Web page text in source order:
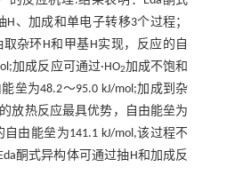
H、加成和单电子转移3个过程；
取杂环H和甲基H实现，反应的自
加成反应可通过·HO2加成不饱和
垒为48.2～95.0 kJ/mol;加成到杂
放热反应最具优势，自由能垒为
自由能垒为141.1 kJ/mol,该过程不
酮式异构体可通过抽H和加成反